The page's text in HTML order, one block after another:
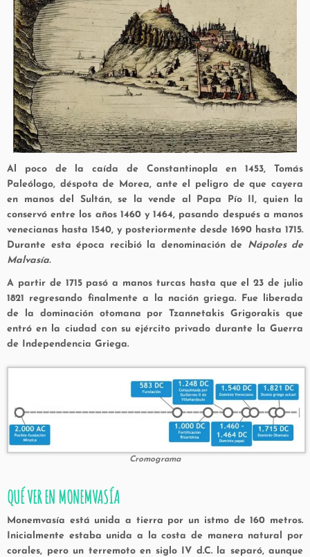
Al poco de la caída de Constantinopla en 1453, Tomás
Paleólogo, déspota de Morea, ante el peligro de que cayera
en manos del Sultán, se la vende al Papa Pío II, quien la
conservó entre los años 1460 y 1464, pasando después a manos
venecianas hasta 1540, y posteriormente desde 1690 hasta 1715.
Durante esta época recibió la denominación de Nápoles de
Malvasía.
A partir de 1715 pasó a manos turcas hasta que el 23 de julio
1821 regresando finalmente a la nación griega. Fue liberada
de la dominación otomana por Tzannetakis Grigorakis que
entró en la ciudad con su ejército privado durante la Guerra
de Independencia Griega.
Cromograma
QUÉ VER EN MONEMVASÍA
Monemvasía está unida a tierra por un istmo de 160 metros.
Inicialmente estaba unida a la costa de manera natural por
corales, pero un terremoto en siglo IV d.C. la separó, aunque